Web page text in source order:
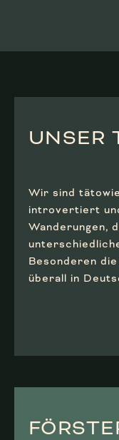
UNSER
Wir sind
introvertiert
Wanderungen,
Besonderen
überall in